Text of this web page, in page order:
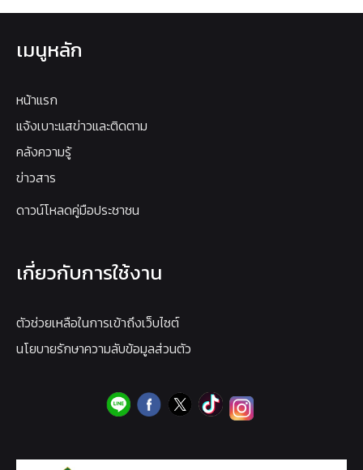
เมนูหลัก
หน้าแรก
แจ้งเบาะแสข่าวและติดตาม
คลังความรู้
ข่าวสาร
ดาวน์โหลดคู่มือประชาชน
เกี่ยวกับการใช้งาน
ตัวช่วยเหลือในการเข้าถึงเว็บไซต์
นโยบายรักษาความลับข้อมูลส่วนตัว